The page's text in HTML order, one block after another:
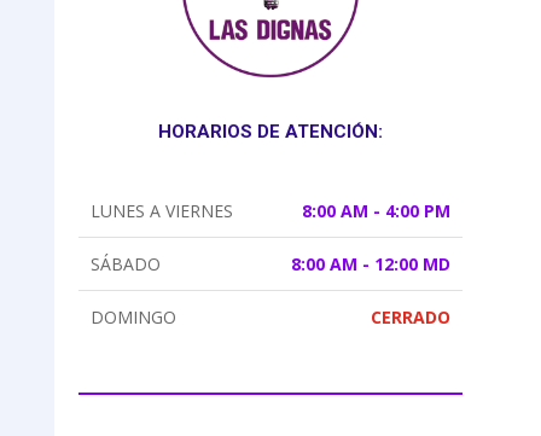
HORARIOS DE ATENCIÓN:
LUNES A VIERNES 8:00 AM - 4:00 PM
SÁBADO 8:00 AM - 12:00 MD
DOMINGO CERRADO